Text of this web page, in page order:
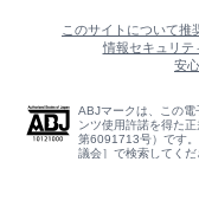
このサイトについて推
情報セキュリテ
安
ABJマークは、この電
ンツ使用許諾を得た
第6091713号）です
議会］で検索してくだ